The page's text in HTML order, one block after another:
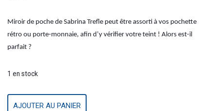
Miroir de poche de Sabrina Trefle peut être assorti à vos pochette
rétro ou porte-monnaie, afin d’y vérifier votre teint ! Alors est-il
parfait ?
1 en stock
AJOUTER AU PANIER